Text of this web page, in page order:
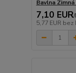
Bavlna
7,10 EUR/
5,77 EUR bez